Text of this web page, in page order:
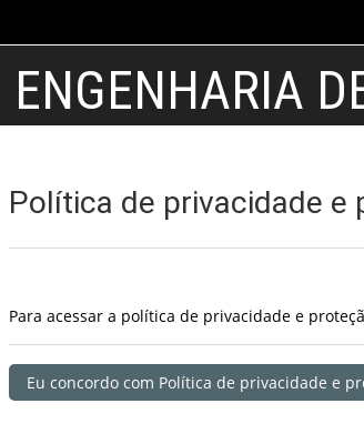
ENGENHARIA
Política de privacidade e
Para acessar a política de privacidade e
Eu concordo com Política de privacidade e